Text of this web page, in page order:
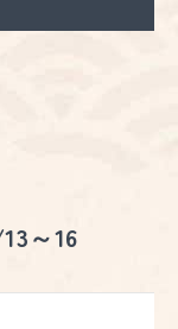
～16